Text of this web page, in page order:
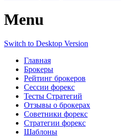
Menu
Switch to Desktop Version
Главная
Брокеры
Рейтинг брокеров
Сессии форекс
Тесты Стратегий
Отзывы о брокерах
Советники форекс
Стратегии форекс
Шаблоны